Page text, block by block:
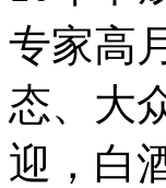
专家高
态、大
迎，白